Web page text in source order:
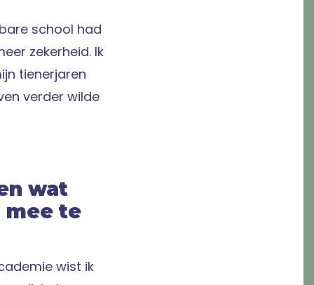
school had
zekerheid. Ik
tienerjaren
verder wilde
wat
mee te
wist ik